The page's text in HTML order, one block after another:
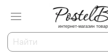
интернет-магазин